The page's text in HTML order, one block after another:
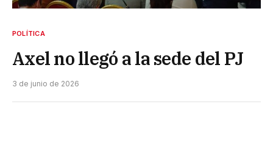
POLÍTICA
Axel no llegó a la sede del PJ
3 de junio de 2026